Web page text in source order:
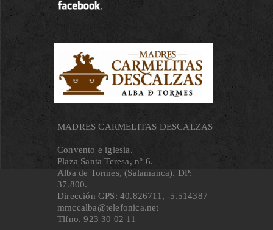
MADRES CARMELITAS DESCALZAS
Convento e iglesia.
Plaza Santa Teresa, nº 6.
Alba de Tormes, (Salamanca). DP:
37.800.
Dirección GPS: 40.826711, ‐5.514387
mmccalba@telefonica.net
Tlfno. 923 30 02 11